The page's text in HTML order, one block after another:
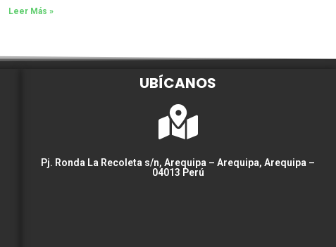
Leer Más »
UBÍCANOS
Pj. Ronda La Recoleta s/n, Arequipa – Arequipa, Arequipa –
04013 Perú